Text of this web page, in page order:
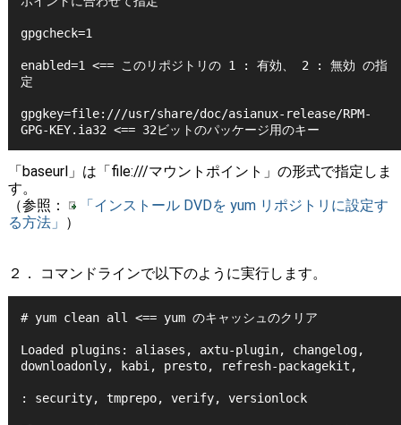
gpgcheck=1
enabled=1 <== このリポジトリの 1 : 有効、 2 : 無効 の指
定
gpgkey=file:///usr/share/doc/asianux-release/RPM-
GPG-KEY.ia32 <== 32ビットのパッケージ用のキー
「baseurl」は「file:///マウントポイント」の形式で指定しま
す。
（参照：
「インストール DVDを yum リポジトリに設定す
る方法」 ）
２． コマンドラインで以下のように実行します。
# yum clean all <== yum のキャッシュのクリア
Loaded plugins: aliases, axtu-plugin, changelog,
downloadonly, kabi, presto, refresh-packagekit,
: security, tmprepo, verify, versionlock